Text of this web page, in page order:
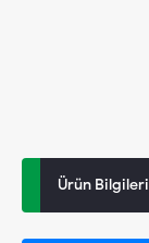
Ürün Bilgileri